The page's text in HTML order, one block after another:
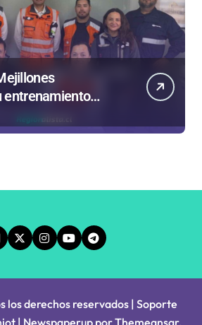
entrenamiento
los derechos reservados | Soporte